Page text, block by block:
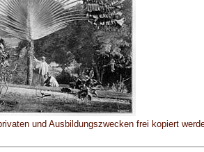
und Ausbildungszwecken frei kopiert